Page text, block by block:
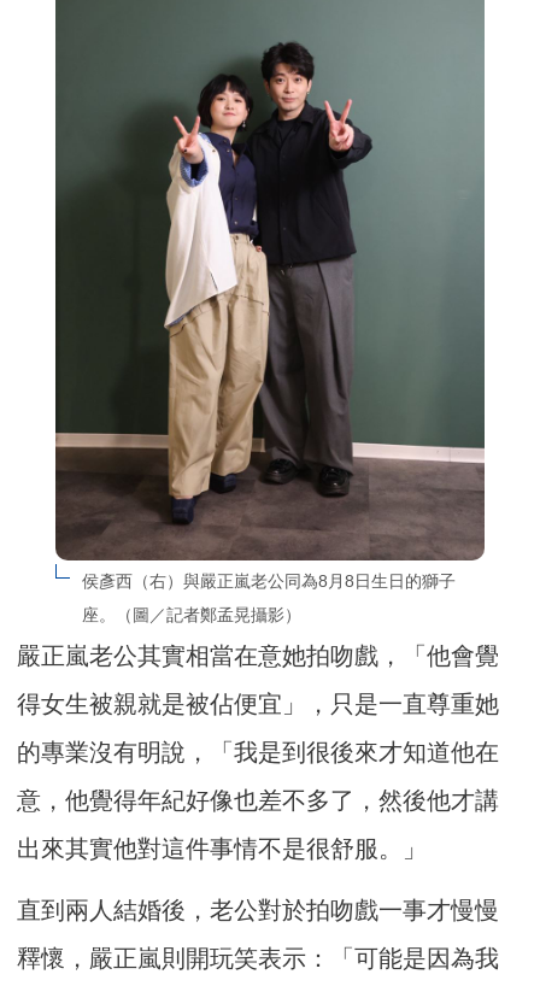
侯彥西（右）與嚴正嵐老公同為8月8日生日的獅子
座。（圖／記者鄭孟晃攝影）
嚴正嵐老公其實相當在意她拍吻戲，「他會覺
得女生被親就是被佔便宜」，只是一直尊重她
的專業沒有明說，「我是到很後來才知道他在
意，他覺得年紀好像也差不多了，然後他才講
出來其實他對這件事情不是很舒服。」
直到兩人結婚後，老公對於拍吻戲一事才慢慢
釋懷，嚴正嵐則開玩笑表示：「可能是因為我